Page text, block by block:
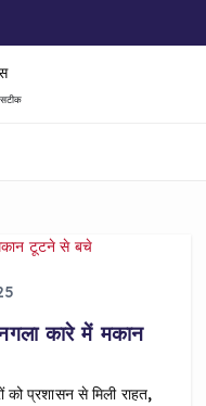
कारे में मकान
प्रशासन से मिली राहत,